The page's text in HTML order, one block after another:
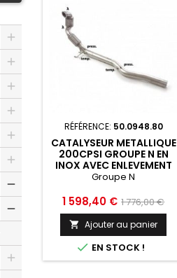
RÉFÉRENCE: 50.0948.80
CATALYSEUR METALLIQUE
200CPSI GROUPE N EN
INOX AVEC ENLEVEMENT
DU FILTRE OPF GPF. TOUS
SONDES D ORIGINE
PRESENTS. RAGAZZON
AUDI S3...
Groupe N
Prix
1 598,40 € Prix
de
base
1 776,00 €
 Ajouter au panier
 EN STOCK !